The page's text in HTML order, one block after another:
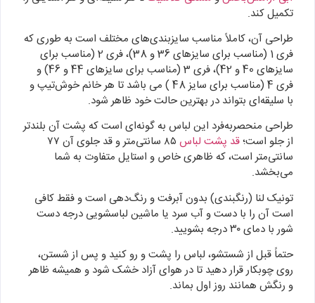
تکمیل کند.
طراحی آن، کاملاً مناسب سایزبندی‌های مختلف است به طوری که
فری 1 (مناسب برای سایزهای 36 و 38)، فری 2 (مناسب برای
سایزهای 40 و 42)، فری 3 (مناسب برای سایزهای 44 و 46) و
فری 4 (مناسب برای سایز 48 ) می باشد تا هر خانم خوش‌تیپ و
با سلیقه‌ای بتواند در بهترین حالت خود ظاهر شود.
طراحی منحصربه‌فرد این لباس به گونه‌ای است که پشت آن بلندتر
از جلو است؛قد پشت لباس
۸۵ سانتی‌متر و قد جلوی آن ۷۷
سانتی‌متر است، که ظاهری خاص و استایل متفاوت به شما
می‌بخشد.
تونیک لنا (رنگبندی) بدون آبرفت و رنگ‌دهی است و فقط کافی
است آن را با دست و آب سرد یا ماشین لباسشویی درجه دست
شور با دمای ۳۰ درجه بشویید.
حتماً قبل از شستشو، لباس را پشت و رو کنید و پس از شستن،
روی چوبکار قرار دهید تا در هوای آزاد خشک شود و همیشه ظاهر
و رنگش همانند روز اول بماند.